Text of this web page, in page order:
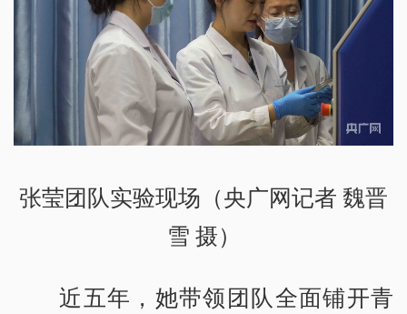
张莹团队实验现场（央广网记者 魏晋
雪 摄）
近五年，她带领团队全面铺开青